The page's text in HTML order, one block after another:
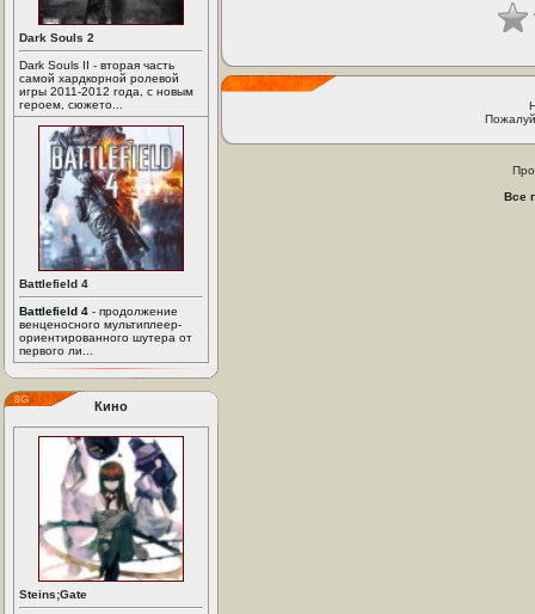
Dark Souls 2
Dark Souls II - вторая часть
самой хардкорной ролевой
игры 2011-2012 года, с новым
героем, сюжето...
Battlefield 4
Battlefield 4 - продолжение
венценосного мультиплеер-
ориентированного шутера от
первого ли...
Кино
Steins;Gate
Все